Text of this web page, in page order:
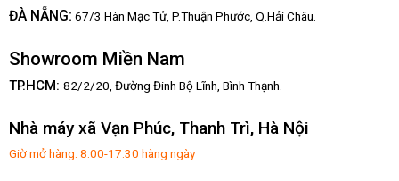
ĐÀ NẴNG: 67/3 Hàn Mạc Tử, P.Thuận Phước, Q.Hải Châu.
Showroom Miền Nam
TP.HCM: 82/2/20, Đường Đinh Bộ Lĩnh, Bình Thạnh.
Nhà máy xã Vạn Phúc, Thanh Trì, Hà Nội
Giờ mở hàng: 8:00-17:30 hàng ngày